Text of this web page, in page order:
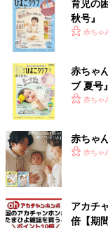
育児の
秋号』
いっぱ
赤ちゃ
赤ちゃ
ブ 夏号
く！ お
赤ちゃ
赤ちゃ
赤ちゃ
アカチ
倍【期